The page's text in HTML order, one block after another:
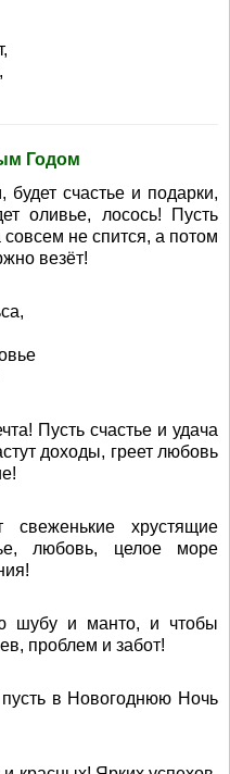
Годом
счастье и подарки,
оливье, лосось! Пусть
не спится, а потом
везёт!
Пусть счастье и удача
доходы, греет любовь
хрустящие
любовь, целое море
шубу и манто, и чтобы
проблем и забот!
в Новогоднюю Ночь